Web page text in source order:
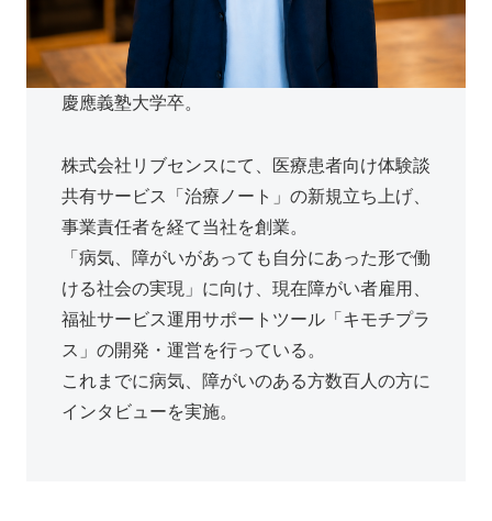
慶應義塾大学卒。
株式会社リブセンスにて、医療患者向け体験談
共有サービス「治療ノート」の新規立ち上げ、
事業責任者を経て当社を創業。
「病気、障がいがあっても自分にあった形で働
ける社会の実現」に向け、現在障がい者雇用、
福祉サービス運用サポートツール「キモチプラ
ス」の開発・運営を行っている。
これまでに病気、障がいのある方数百人の方に
インタビューを実施。